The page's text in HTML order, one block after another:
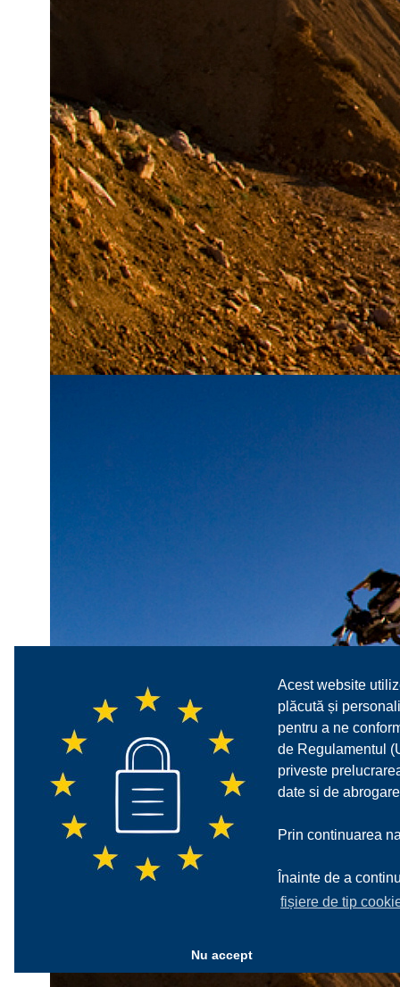
Acest website
plăcută și
pentru a ne
de Regulamentul
priveste
date si de
Prin continuarea
Înainte de a
fișiere de tip
Nu accept